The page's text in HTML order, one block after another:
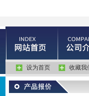
设为首页 收藏我